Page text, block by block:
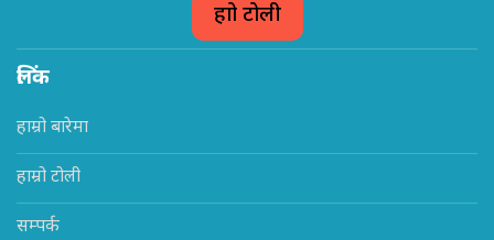
हाम्रो टोली
लिंक
हाम्रो बारेमा
हाम्रो टोली
सम्पर्क